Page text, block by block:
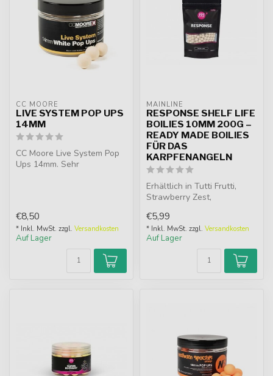
CC MOORE
LIVE SYSTEM POP UPS
14MM
CC Moore Live System Pop
Ups 14mm. Sehr
€8,50
* Inkl. MwSt. zzgl. Versandkosten
Auf Lager
MAINLINE
RESPONSE SHELF LIFE
BOILIES 10MM 200G –
READY MADE BOILIES
FÜR DAS
KARPFENANGELN
Erhältlich in Tutti Frutti,
Strawberry Zest,
Fake und Pin...
€5,99
* Inkl. MwSt. zzgl. Versandkosten
Auf Lager